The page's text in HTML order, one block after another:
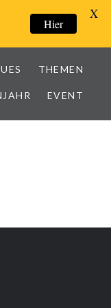
THEMEN
EVENT
Hier
X